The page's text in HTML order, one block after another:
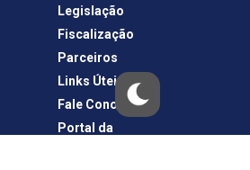
Legislação
Fiscalização
Parceiros
Links Úteis
Fale Conosco
Portal da